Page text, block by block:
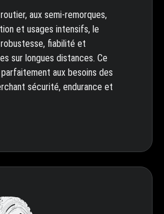
aux semi-remorques,
et usages intensifs, le
fiabilité et
sur longues distances. Ce
aux besoins des
sécurité, endurance et